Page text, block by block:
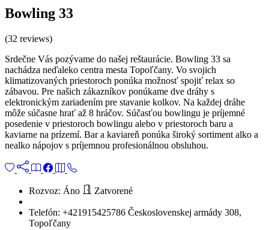
Bowling 33
(32 reviews)
Srdečne Vás pozývame do našej reštaurácie. Bowling 33 sa
nachádza neďaleko centra mesta Topoľčany. Vo svojich
klimatizovaných priestoroch ponúka možnosť spojiť relax so
zábavou. Pre našich zákazníkov ponúkame dve dráhy s
elektronickým zariadením pre stavanie kolkov. Na každej dráhe
môže súčasne hrať až 8 hráčov. Súčasťou bowlingu je príjemné
posedenie v priestoroch bowlingu alebo v priestoroch baru a
kaviarne na prízemí. Bar a kaviareň ponúka široký sortiment alko a
nealko nápojov s príjemnou profesionálnou obsluhou.
Rozvoz: Áno Zatvorené
Telefón: +421915425786 Československej armády 308,
Topoľčany